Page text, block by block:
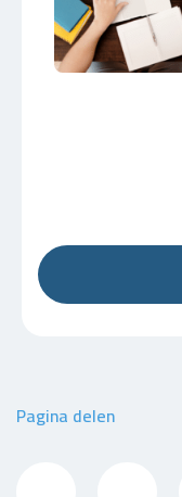
Pagina delen